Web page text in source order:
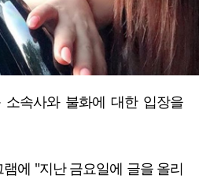
소속사와 불화에 대한 입장을
에 "지난 금요일에 글을 올리